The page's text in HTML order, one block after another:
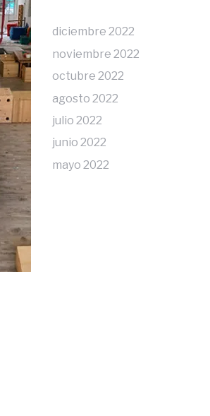
diciembre 2022
noviembre 2022
octubre 2022
agosto 2022
julio 2022
junio 2022
mayo 2022